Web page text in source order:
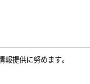
提供に努めます。